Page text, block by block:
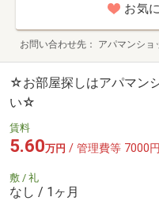
お気
お問い合わせ先 アパマンシ
☆お部屋探しはアパマン
い☆
賃料
5.60万円 / 管理費等 7000円
敷 / 礼
なし / 1ヶ月